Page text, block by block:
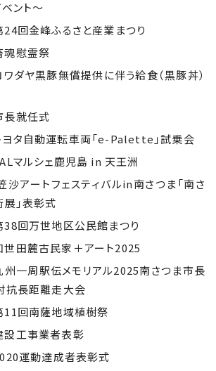
ント～
回金峰ふるさと産業まつり
慰霊祭
ダヤ黒豚無償提供に伴う給食（黒豚丼）
就任式
タ自動運転車両「e-Palette」試乗会
マルシェ鹿児島 in 天王洲
アートフェスティバルin南さつま「南さ
」表彰式
回万世地区公民館まつり
田麓古民家＋アート2025
一周駅伝メモリアル2025南さつま市長
抗長距離走大会
回南薩地域植樹祭
工事業者表彰
運動達成者表彰式